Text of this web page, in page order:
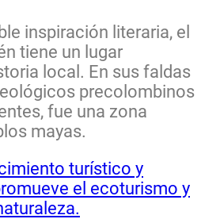
inspiración literaria, el
tiene un lugar
local. En sus faldas
precolombinos
fue una zona
mayas.
turístico y
el ecoturismo y